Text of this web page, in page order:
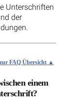
Unterschriften
der
FAQ Übersicht
einem